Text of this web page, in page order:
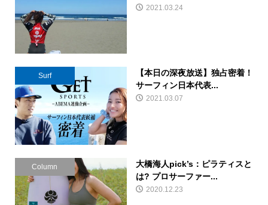
2021.03.24
Surf
【本日の深夜放送】独占密着！
サーフィン日本代表...
2021.03.07
Column
大橋海人pick’s：ピラティスと
は? プロサーファー...
2020.12.23